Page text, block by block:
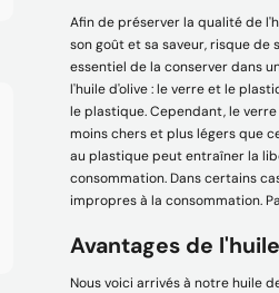
Afin de préserver la qualité de
son goût et sa saveur, risque de
essentiel de la conserver dans
l'huile d'olive : le verre et le
le plastique. Cependant, le
moins chers et plus légers que
au plastique peut entraîner la
consommation. Dans certains
impropres à la consommation.
Avantages de
Nous voici arrivés à notre huile